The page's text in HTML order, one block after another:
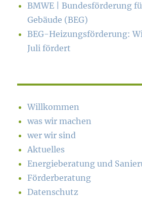
BMWE | Bundesförderung
Gebäude (BEG)
BEG-Heizungsförderung:
Juli fördert
Willkommen
was wir machen
wer wir sind
Aktuelles
Energieberatung und
Förderberatung
Datenschutz